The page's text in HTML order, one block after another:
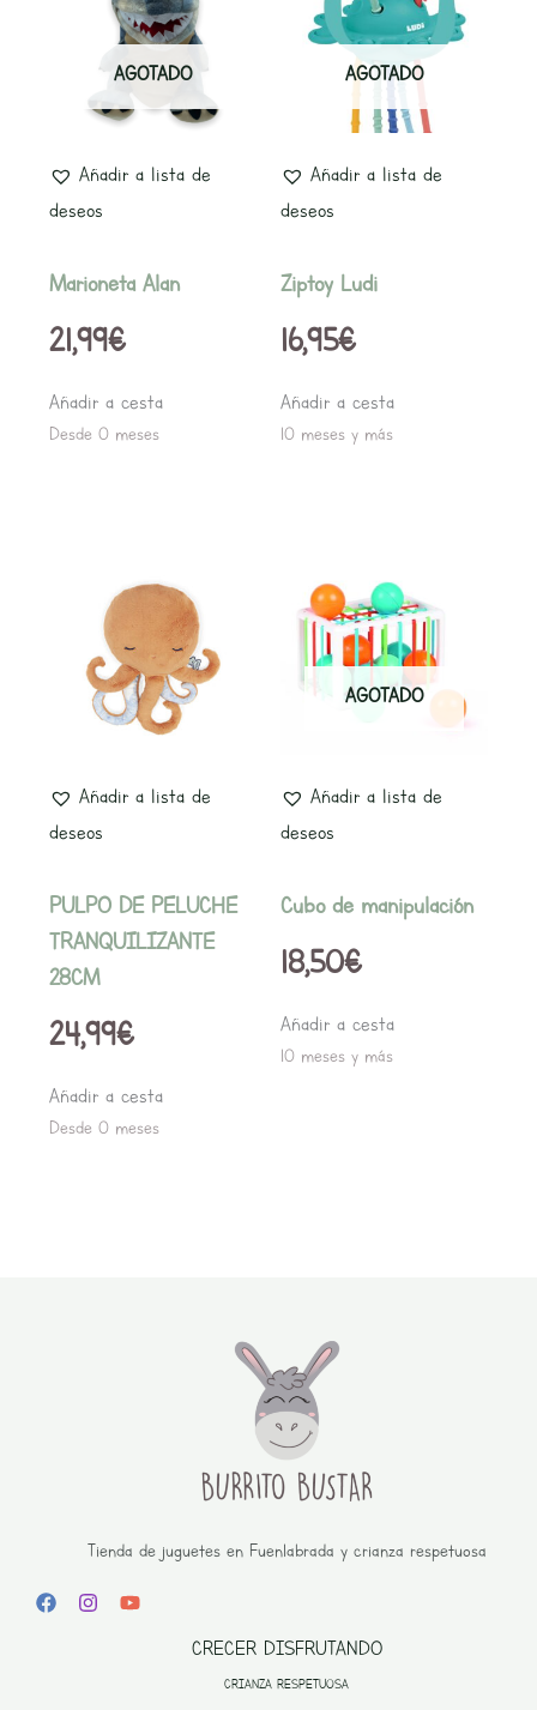
AGOTADO
Añadir a lista de
deseos
Marioneta Alan
21,99€
Añadir a cesta
Desde 0 meses
AGOTADO
Añadir a lista de
deseos
Ziptoy Ludi
16,95€
Añadir a cesta
10 meses y más
Añadir a lista de
deseos
PULPO DE PELUCHE
TRANQUILIZANTE
28CM
24,99€
Añadir a cesta
Desde 0 meses
AGOTADO
Añadir a lista de
deseos
Cubo de manipulación
18,50€
Añadir a cesta
10 meses y más
Tienda de juguetes en Fuenlabrada y crianza respetuosa
CRECER DISFRUTANDO
CRIANZA RESPETUOSA